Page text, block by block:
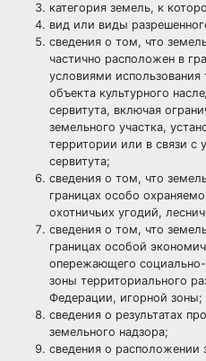
категория земель, к
вид или виды
сведения о том, что
частично расположен в
условиями
объекта культурного
сервитута, включая
земельного участка,
территории или в связи с
сервитута;
сведения о том, что
границах особо
охотничьих угодий,
сведения о том, что
границах особой
опережающего социально-
зоны территориального
Федерации, игорной зоны;
сведения о результатах
земельного надзора;
сведения о расположении